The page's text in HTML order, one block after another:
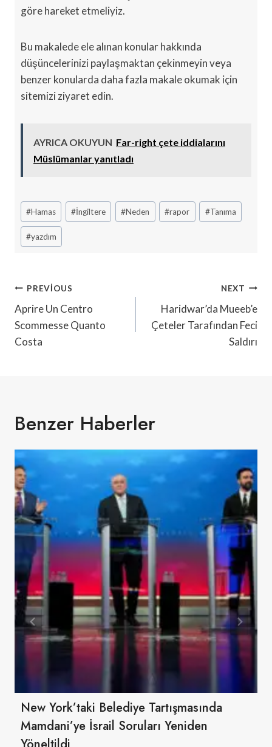
göre hareket etmeliyiz.
Bu makalede ele alınan konular hakkında
düşüncelerinizi paylaşmaktan çekinmeyin veya
benzer konularda daha fazla makale okumak için
sitemizi ziyaret edin.
AYRICA OKUYUN Far-right çete iddialarını
Müslümanlar yanıtladı
Post
Tags:
#Hamas #İngiltere #Neden #rapor #Tanıma
#yazdım
Yazı
Gezinmesi
PREVIOUS
Aprire Un Centro
Scommesse Quanto
Costa
NEXT
Haridwar’da Mueeb’e
Çeteler Tarafından Feci
Saldırı
Benzer Haberler
New York’taki Belediye Tartışmasında
Mamdani’ye İsrail Soruları Yeniden